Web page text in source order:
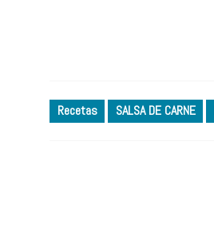
Recetas SALSA DE CARNE